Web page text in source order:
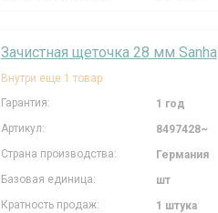
Зачистная щеточка 28 мм Sanha
Внутри еще 1 товар
Гарантия:
1 год
Артикул:
8497428~
Страна производства:
Германия
Базовая единица:
шт
Кратность продаж:
1 штука